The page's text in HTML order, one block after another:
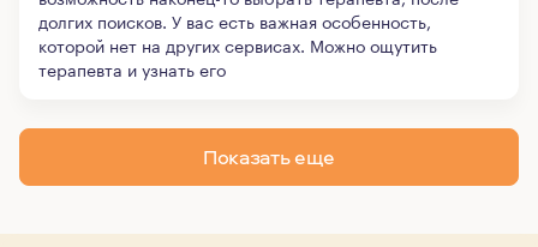
долгих поисков. У вас есть важная особенность,
которой нет на других сервисах. Можно ощутить
терапевта и узнать его
Показать еще